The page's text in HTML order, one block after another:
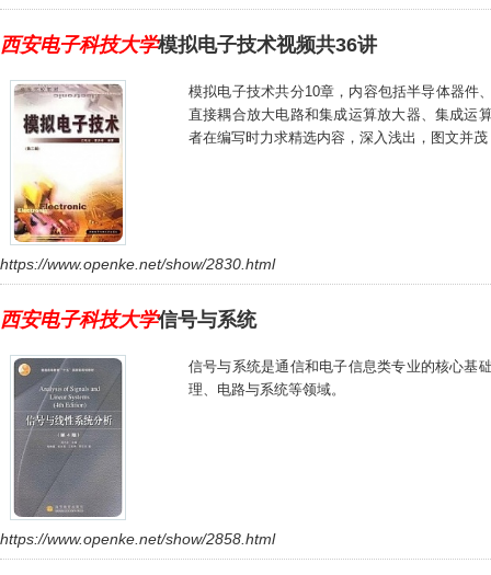
西安电子科技大学模拟电子技术视频共36讲
模拟电子技术共分10章，内容包括半导体器件
直接耦合放大电路和集成运算放大器、集成运
者在编写时力求精选内容，深入浅出，图文并
https://www.openke.net/show/2830.html
西安电子科技大学信号与系统
信号与系统是通信和电子信息类专业的核心基
理、电路与系统等领域。
https://www.openke.net/show/2858.html